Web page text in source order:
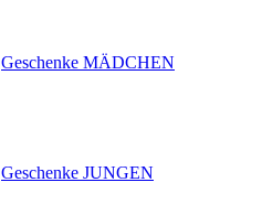
Geschenke MÄDCHEN
Geschenke JUNGEN